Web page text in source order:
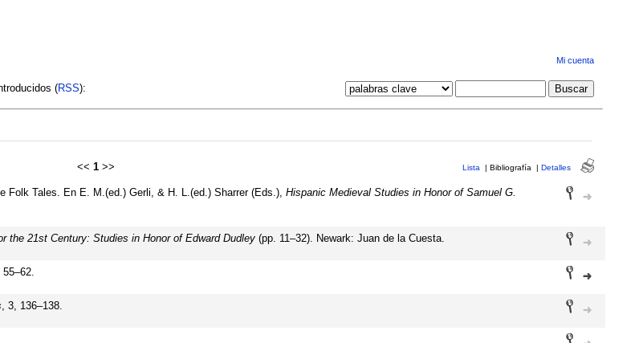
Mi cuenta
(RSS):
<< 1>> Lista | Bibliografía | Detalles
Folk Tales. En E. M.(ed.) Gerli, & H. L.(ed.) Sharrer (Eds.), Hispanic Medieval Studies in Honor of Samuel G.
the 21st Century: Studies in Honor of Edward Dudley(pp. 11–32). Newark: Juan de la Cuesta.
55–62.
, 3, 136–138.